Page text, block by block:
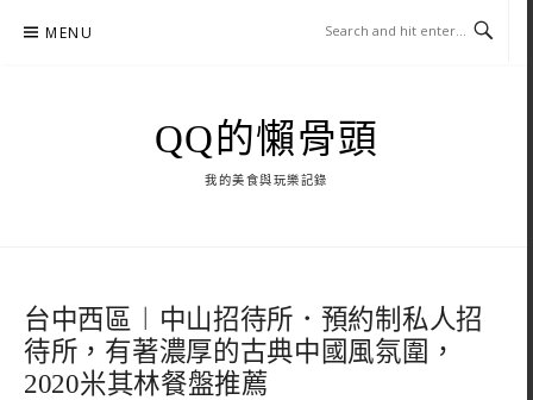
MENU
QQ的懶骨頭
我的美食與玩樂記錄
台中西區︱中山招待所．預約制私人招
待所，有著濃厚的古典中國風氛圍，
2020米其林餐盤推薦